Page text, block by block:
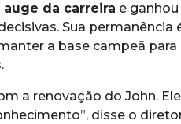
da carreira e
Sua
a base campeã
a renovação do John.
disse o